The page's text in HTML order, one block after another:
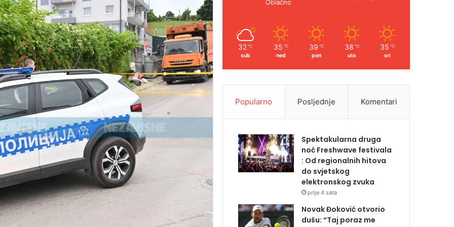
Oblačno
32 ℃
sub
35 ℃
ned
39 ℃
pon
38 ℃
uto
35 ℃
sri
Popularno Posljednje Komentari
Spektakularna druga
noć Freshwave festivala
: Od regionalnih hitova
do svjetskog
elektronskog zvuka
prije 4 sata
Novak Đoković otvorio
dušu: “Taj poraz me